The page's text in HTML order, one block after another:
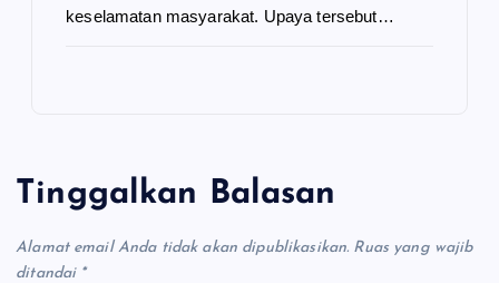
keselamatan masyarakat. Upaya tersebut…
Tinggalkan Balasan
Alamat email Anda tidak akan dipublikasikan. Ruas yang wajib
ditandai *